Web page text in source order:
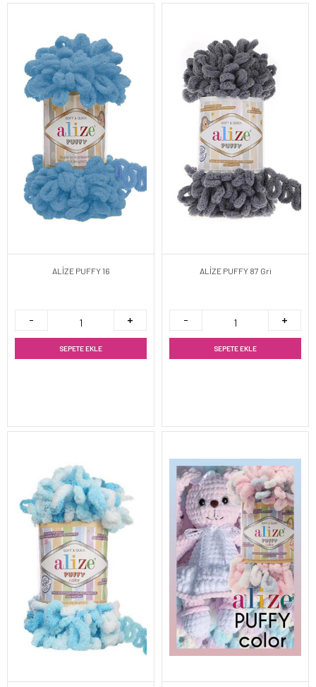
ALİZE PUFFY 16
SEPETE EKLE
ALİZE PUFFY 87 Gri
SEPETE EKLE